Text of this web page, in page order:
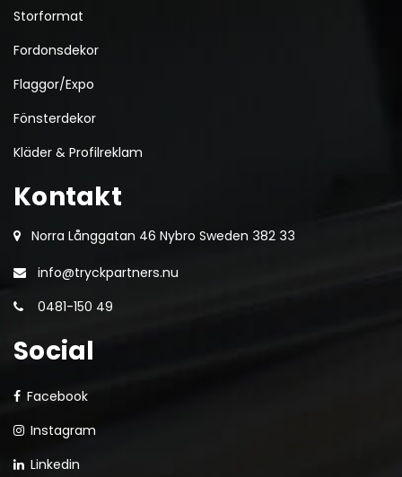
Storformat
Fordonsdekor
Flaggor/Expo
Fönsterdekor
Kläder & Profilreklam
Kontakt
Norra Långgatan 46 Nybro Sweden 382 33
info@tryckpartners.nu
0481-150 49
Social
Facebook
Instagram
Linkedin